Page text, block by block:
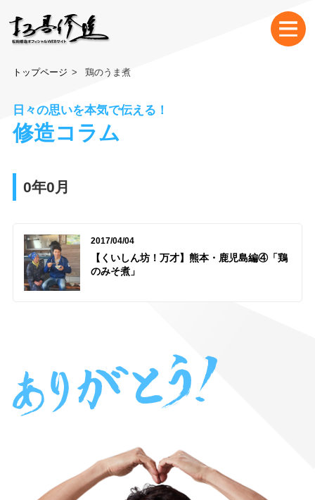
トップページ 鶏のうま煮
日々の思いを本気で伝える！
修造コラム
0年0月
2017/04/04
【くいしん坊！万才】熊本・鹿児島編④「鶏
のみそ煮」